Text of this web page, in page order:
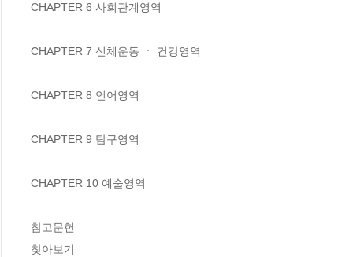
CHAPTER 6 사회관계영역
CHAPTER 7 신체운동 ㆍ 건강영역
CHAPTER 8 언어영역
CHAPTER 9 탐구영역
CHAPTER 10 예술영역
참고문헌
찾아보기